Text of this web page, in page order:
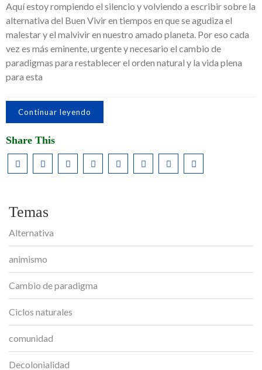
Aquí estoy rompiendo el silencio y volviendo a escribir sobre la
alternativa del Buen Vivir en tiempos en que se agudiza el
malestar y el malvivir en nuestro amado planeta. Por eso cada
vez es más eminente, urgente y necesario el cambio de
paradigmas para restablecer el orden natural y la vida plena
para esta
Continuar leyendo
Share This
Temas
Alternativa
animismo
Cambio de paradigma
Ciclos naturales
comunidad
Decolonialidad